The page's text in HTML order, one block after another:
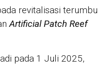
revitalisasi terumbu
Artificial Patch Reef
pada 1 Juli 2025,